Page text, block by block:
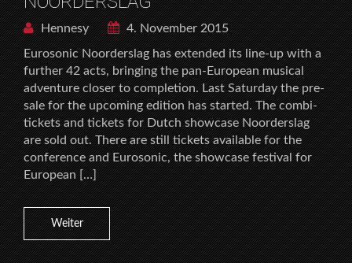
Hennesy
4. November 2015
Eurosonic Noorderslag has extended its line-up with a
further 42 acts, bringing the pan-European musical
adventure closer to completion. Last Saturday the pre-
sale for the upcoming edition has started. The combi-
tickets and tickets for Dutch showcase Noorderslag
are sold out. There are still tickets available for the
conference and Eurosonic, the showcase festival for
European […]
Weiter